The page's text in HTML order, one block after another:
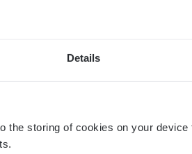
Details
the storing of cookies on your